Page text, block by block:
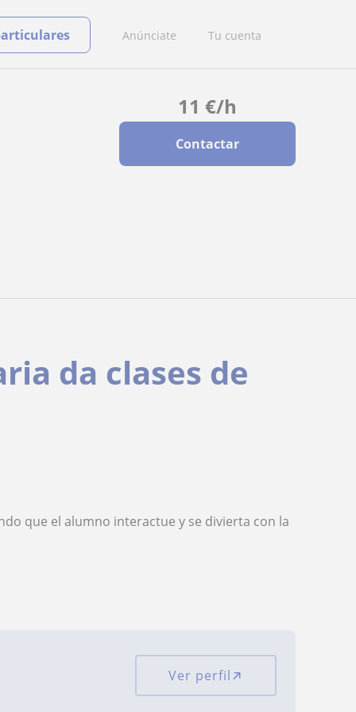
Anúnciate Tu cuenta
11 €/h
Contactar
da clases de
que el alumno interactue y se divierta con la
Ver perfil